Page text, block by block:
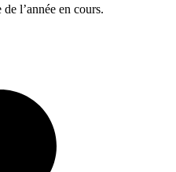
l’année en cours.